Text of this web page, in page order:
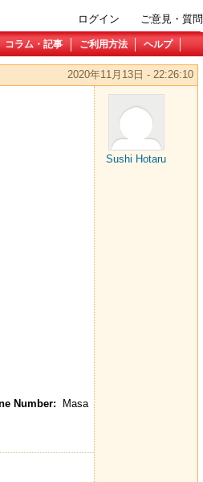
ご意見・質問
ログイン
コラム・記事 ご利用方法 ヘルプ
2020年11月13日 - 22:26:10
Number: Masa
Sushi Hotaru